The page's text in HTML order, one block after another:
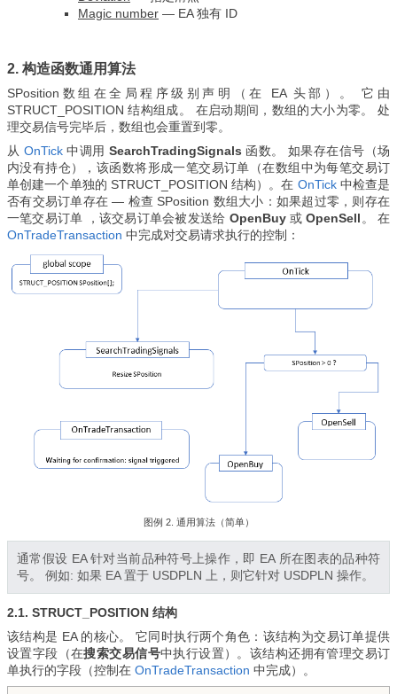
Magic number — EA 独有 ID
2. 构造函数通用算法
SPosition 数组在全局程序级别声明（在 EA 头部）。它由
STRUCT_POSITION 结构组成。 在启动期间，数组的大小为零。 处
理交易信号完毕后，数组也会重置到零。
从 OnTick中调用 SearchTradingSignals 函数。 如果存在信号（场
内没有持仓），该函数将形成一笔交易订单（在数组中为每笔交易订
单创建一个单独的 STRUCT_POSITION 结构）。在 OnTick中检查是
否有交易订单存在 — 检查 SPosition 数组大小：如果超过零，则存在
一笔交易订单
，该交易订单会被发送给 OpenBuy或OpenSell 。 在
OnTradeTransaction 中完成对交易请求执行的控制：
图例 2. 通用算法（简单）
通常假设 EA 针对当前品种符号上操作，即 EA 所在图表的品种符
号。 例如: 如果 EA 置于 USDPLN 上，则它针对 USDPLN 操作。
2.1. STRUCT_POSITION 结构
该结构是 EA 的核心。 它同时执行两个角色：该结构为交易订单提供
设置字段（在搜索交易信号中执行设置）。该结构还拥有管理交易订
单执行的字段（控制在 OnTradeTransaction 中完成）。